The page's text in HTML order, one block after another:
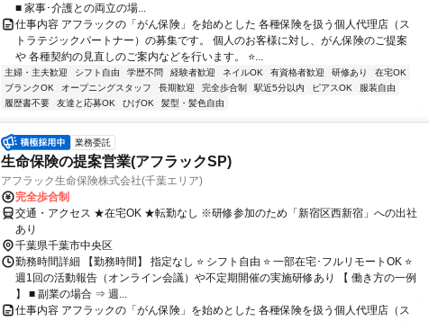
■ 家事･介護との両立の場...
仕事内容 アフラックの「がん保険」を始めとした 各種保険を扱う個人代理店（ス
トラテジックパートナー）の募集です。 個人のお客様に対し、がん保険のご提案
や 各種契約の見直しのご案内などを行います。 ⭐...
主婦・主夫歓迎 シフト自由 学歴不問 経験者歓迎 ネイルOK 有資格者歓迎 研修あり
在宅OK
ブランクOK
オープニングスタッフ 長期歓迎 完全歩合制 駅近5分以内 ピアスOK
服装自由
履歴書不要
友達と応募OK ひげOK 髪型・髪色自由
業務委託
生命保険の提案営業(アフラックSP)
アフラック生命保険株式会社(千葉エリア)
完全歩合制
交通・アクセス ★在宅OK ★転勤なし ※研修参加のため「新宿区西新宿」への出社
あり
千葉県千葉市中央区
勤務時間詳細 【勤務時間】 指定なし ⭐ シフト自由 ⭐ 一部在宅･フルリモートOK ⭐
週1回の活動報告（オンライン会議）や不定期開催の実施研修あり 【 働き方の一例
】 ■ 副業の場合 ⇒ 週...
仕事内容 アフラックの「がん保険」を始めとした 各種保険を扱う個人代理店（ス